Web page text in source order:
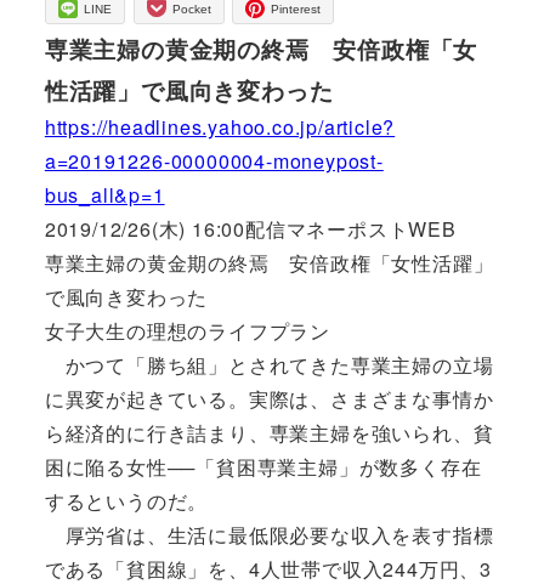
LINE Pocket Pinterest
専業主婦の黄金期の終焉 安倍政権「女
性活躍」で風向き変わった
https://headlines.yahoo.co.jp/article?
a=20191226-00000004-moneypost-
bus_all&p=1
2019/12/26(木) 16:00配信マネーポストWEB
専業主婦の黄金期の終焉 安倍政権「女性活躍」
で風向き変わった
女子大生の理想のライフプラン
かつて「勝ち組」とされてきた専業主婦の立場
に異変が起きている。実際は、さまざまな事情か
ら経済的に行き詰まり、専業主婦を強いられ、貧
困に陥る女性──「貧困専業主婦」が数多く存在
するというのだ。
厚労省は、生活に最低限必要な収入を表す指標
である「貧困線」を、4人世帯で収入244万円、3